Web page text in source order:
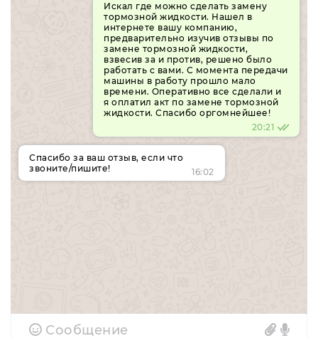
Искал где можно сделать замену
тормозной жидкости. Нашел в
интернете вашу компанию,
предварительно изучив отзывы по
замене тормозной жидкости,
взвесив за и против, решено было
работать с вами. С момента передачи
машины в работу прошло мало
времени. Оперативно все сделали и
я оплатил акт по замене тормозной
жидкости. Спасибо оргомнейшее!
20:21
Спасибо за ваш отзыв, если что
звоните/пишите!
16:02
Сообщение